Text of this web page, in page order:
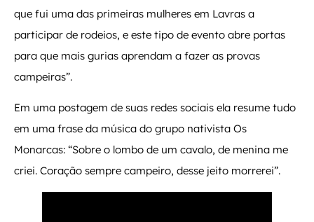
que fui uma das primeiras mulheres em Lavras a
participar de rodeios, e este tipo de evento abre portas
para que mais gurias aprendam a fazer as provas
campeiras”.
Em uma postagem de suas redes sociais ela resume tudo
em uma frase da música do grupo nativista Os
Monarcas: “Sobre o lombo de um cavalo, de menina me
criei. Coração sempre campeiro, desse jeito morrerei”.